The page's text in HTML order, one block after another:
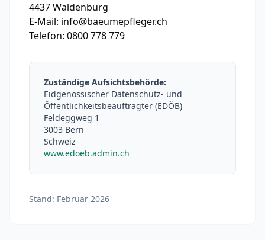
4437 Waldenburg
E-Mail: info@baeumepfleger.ch
Telefon: 0800 778 779
Zuständige Aufsichtsbehörde:
Eidgenössischer Datenschutz- und
Öffentlichkeitsbeauftragter (EDÖB)
Feldeggweg 1
3003 Bern
Schweiz
www.edoeb.admin.ch
Stand: Februar 2026